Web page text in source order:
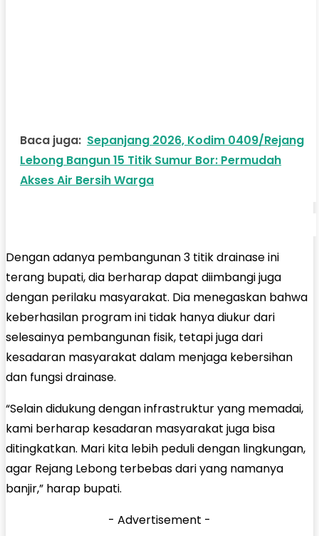
Baca juga: Sepanjang 2026, Kodim 0409/Rejang
Lebong Bangun 15 Titik Sumur Bor: Permudah
Akses Air Bersih Warga
Dengan adanya pembangunan 3 titik drainase ini
terang bupati, dia berharap dapat diimbangi juga
dengan perilaku masyarakat. Dia menegaskan bahwa
keberhasilan program ini tidak hanya diukur dari
selesainya pembangunan fisik, tetapi juga dari
kesadaran masyarakat dalam menjaga kebersihan
dan fungsi drainase.
“Selain didukung dengan infrastruktur yang memadai,
kami berharap kesadaran masyarakat juga bisa
ditingkatkan. Mari kita lebih peduli dengan lingkungan,
agar Rejang Lebong terbebas dari yang namanya
banjir,” harap bupati.
- Advertisement -